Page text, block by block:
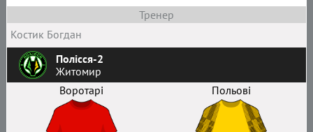
Тренер
Костик Богдан
Полісся-2
Житомир
Воротарі
Польові